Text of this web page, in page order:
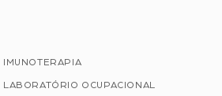
IMUNOTERAPIA
LABORATÓRIO OCUPACIONAL